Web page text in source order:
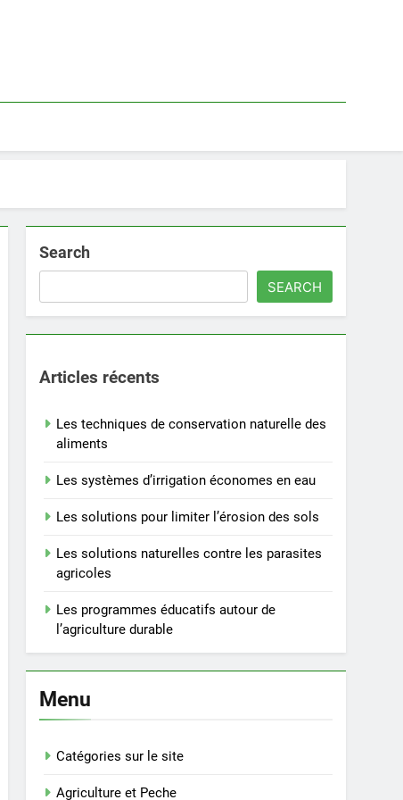
Search
SEARCH
Articles récents
Les techniques de conservation naturelle des
aliments
Les systèmes d’irrigation économes en eau
Les solutions pour limiter l’érosion des sols
Les solutions naturelles contre les parasites
agricoles
Les programmes éducatifs autour de
l’agriculture durable
Menu
Catégories sur le site
Agriculture et Peche